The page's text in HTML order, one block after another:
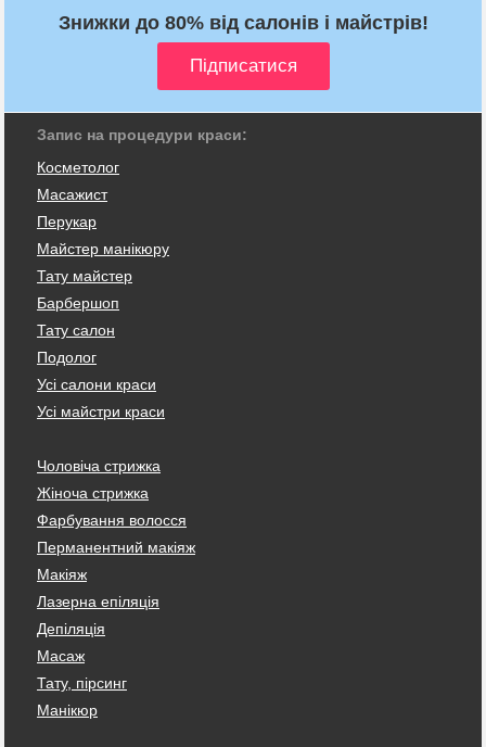
Знижки до 80% від салонів і майстрів!
Запис на процедури краси:
Косметолог
Масажист
Перукар
Майстер манікюру
Тату майстер
Барбершоп
Тату салон
Подолог
Усі салони краси
Усі майстри краси
Чоловіча стрижка
Жіноча стрижка
Фарбування волосся
Перманентний макіяж
Макіяж
Лазерна епіляція
Депіляція
Масаж
Тату, пірсинг
Манікюр